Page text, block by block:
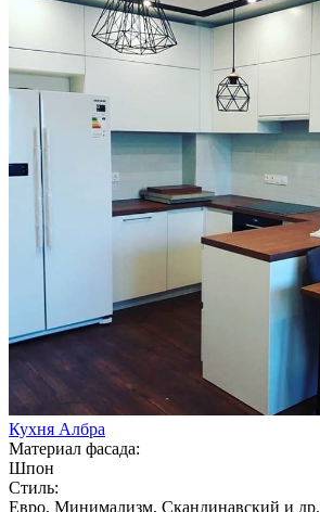
Кухня Албра
Материал фасада:
Шпон
Стиль:
Евро, Минимализм, Скандинавский и др.